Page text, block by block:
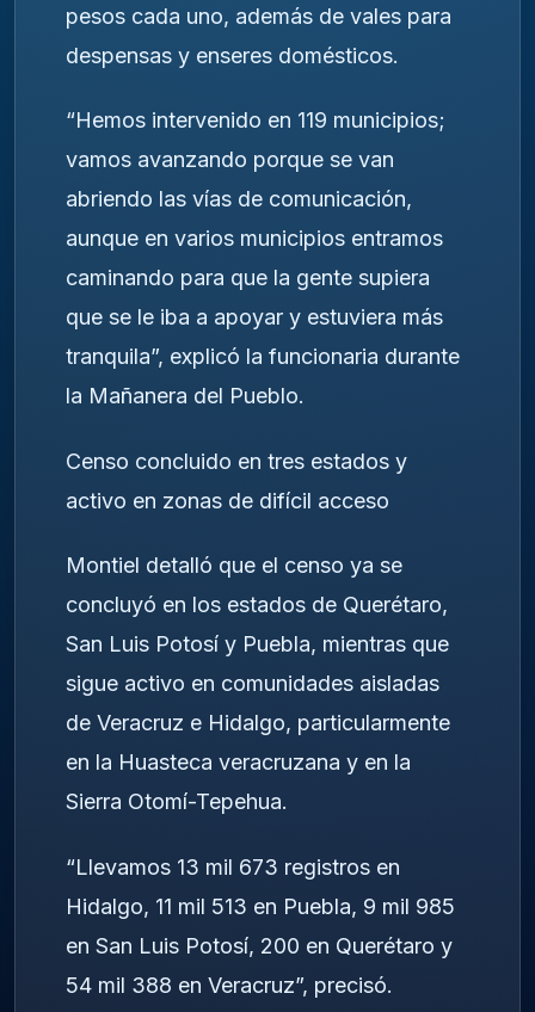
pesos cada uno, además de vales para
despensas y enseres domésticos.
“Hemos intervenido en 119 municipios;
vamos avanzando porque se van
abriendo las vías de comunicación,
aunque en varios municipios entramos
caminando para que la gente supiera
que se le iba a apoyar y estuviera más
tranquila”, explicó la funcionaria durante
la Mañanera del Pueblo.
Censo concluido en tres estados y
activo en zonas de difícil acceso
Montiel detalló que el censo ya se
concluyó en los estados de Querétaro,
San Luis Potosí y Puebla, mientras que
sigue activo en comunidades aisladas
de Veracruz e Hidalgo, particularmente
en la Huasteca veracruzana y en la
Sierra Otomí-Tepehua.
“Llevamos 13 mil 673 registros en
Hidalgo, 11 mil 513 en Puebla, 9 mil 985
en San Luis Potosí, 200 en Querétaro y
54 mil 388 en Veracruz”, precisó.